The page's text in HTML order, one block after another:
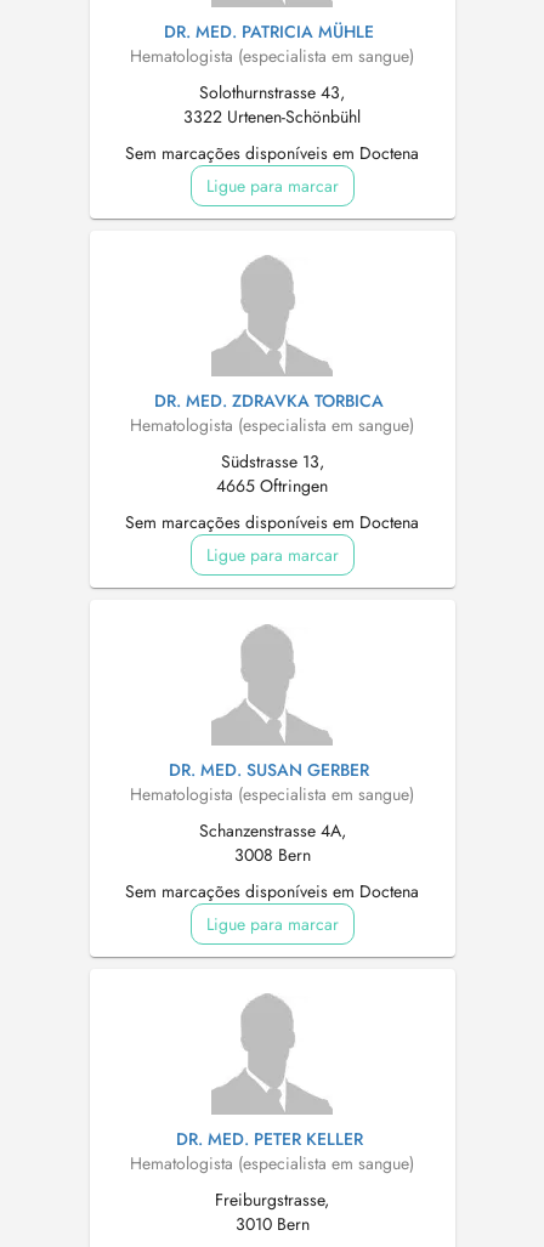
DR. MED. PATRICIA MÜHLE
Hematologista (especialista em sangue)
Solothurnstrasse 43,
3322 Urtenen-Schönbühl
Sem marcações disponíveis em Doctena
Ligue para marcar
DR. MED. ZDRAVKA TORBICA
Hematologista (especialista em sangue)
Südstrasse 13,
4665 Oftringen
Sem marcações disponíveis em Doctena
Ligue para marcar
DR. MED. SUSAN GERBER
Hematologista (especialista em sangue)
Schanzenstrasse 4A,
3008 Bern
Sem marcações disponíveis em Doctena
Ligue para marcar
DR. MED. PETER KELLER
Hematologista (especialista em sangue)
Freiburgstrasse,
3010 Bern